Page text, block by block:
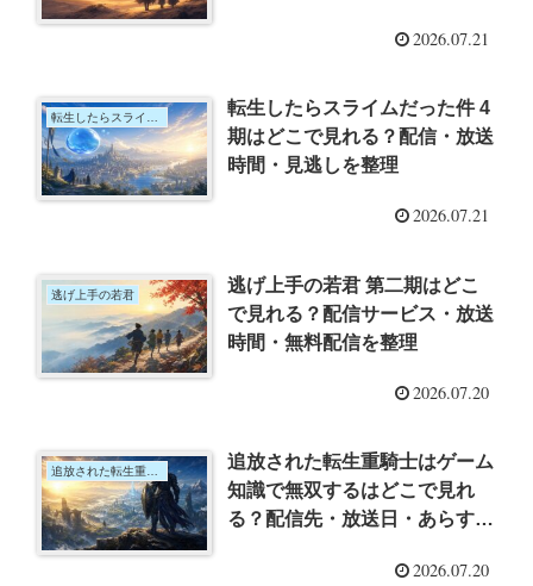
2026.07.21
転生したらスライムだった件 4
期はどこで見れる？配信・放送
時間・見逃しを整理
2026.07.21
逃げ上手の若君
逃げ上手の若君 第二期はどこ
で見れる？配信サービス・放送
時間・無料配信を整理
2026.07.20
追放された転生重騎士はゲーム知識で無双する
追放された転生重騎士はゲーム
知識で無双するはどこで見れ
る？配信先・放送日・あらすじ
2026.07.20